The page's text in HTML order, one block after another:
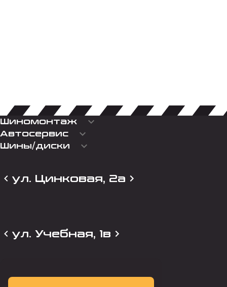
Шиномонтаж keyboard_arrow_down
Автосервис keyboard_arrow_down
Шины/диски keyboard_arrow_down
ул. Цинковая, 2а
ул. Учебная, 1в